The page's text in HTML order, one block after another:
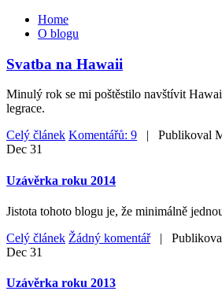
Home
O blogu
Svatba na Hawaii
Minulý rok se mi poštěstilo navštívit
legrace.
Celý článek Komentářů: 9 | Publikoval
Dec 31
Uzávěrka roku 2014
Jistota tohoto blogu je, že minimálně
Celý článek Žádný komentář|
Dec 31
Uzávěrka roku 2013